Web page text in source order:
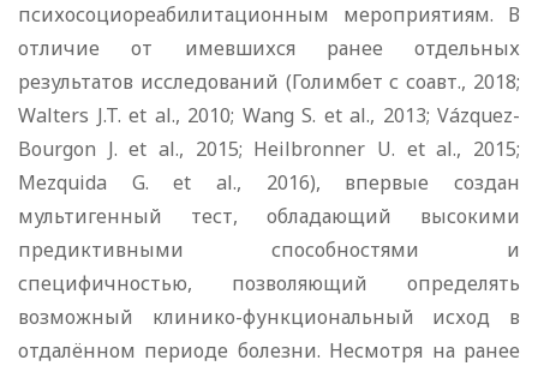
психосоциореабилитационным мероприятиям. В
отличие от имевшихся ранее отдельных
результатов исследований (Голимбет с соавт., 2018;
Walters J.T. et al., 2010; Wang S. et al., 2013; Vázquez-
Bourgon J. et al., 2015; Heilbronner U. et al., 2015;
Mezquida G. et al., 2016), впервые создан
мультигенный тест, обладающий высокими
предиктивными способностями и
специфичностью, позволяющий определять
возможный клинико-функциональный исход в
отдалённом периоде болезни. Несмотря на ранее